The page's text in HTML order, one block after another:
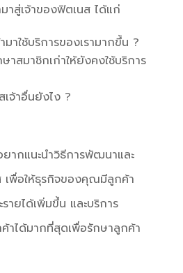
าสู่เจ้าของฟิตเนส ได้แก่
มาใช้บริการของเรามากขึ้น ?
ษาสมาชิกเก่าให้ยังคงใช้บริการ
จ้าอื่นยังไง ?
ยากแนะนำวิธีการพัฒนาและ
เพื่อให้ธุรกิจของคุณมีลูกค้า
ายได้เพิ่มขึ้น และบริการ
าได้มากที่สุดเพื่อรักษาลูกค้า